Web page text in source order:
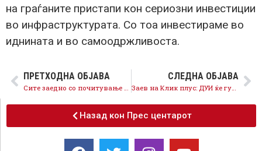
на граѓаните пристапи кон сериозни инвестиции
во инфраструктурата. Со тоа инвестираме во
иднината и во самоодржливоста.
ПРЕТХОДНА ОБЈАВА
Сите заедно со почитување на мерките за заштита ќе успееме побрзо да се избориме со невидливиот, нo присутен непријател
СЛЕДНА ОБЈАВА
Заев на Клик плус: ДУИ ќе губи гласови и ќе оди во опозиција, предлогот им е национал-популистички
Назад кон Прес центарот